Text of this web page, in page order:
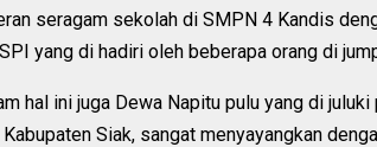
seragam sekolah di SMPN 4 Kandis
yang di hadiri oleh beberapa orang di
hal ini juga Dewa Napitu pulu yang di
Siak, sangat menyayangkan